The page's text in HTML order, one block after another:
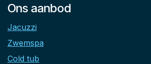
Ons aanbod
Jacuzzi
Zwemspa
Cold tub